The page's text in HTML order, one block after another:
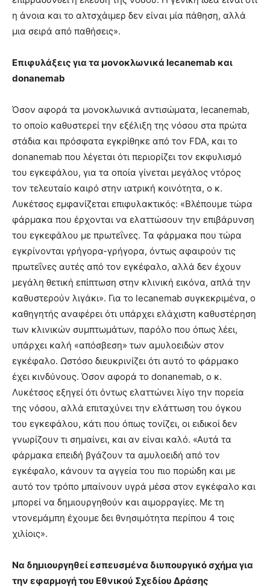
η άνοια και το αλτσχάιμερ δεν είναι μία πάθηση, αλλά
μια σειρά από παθήσεις».
Επιφυλάξεις για τα μονοκλωνικά lecanemab και
donanemab
Όσον αφορά τα μονοκλωνικά αντισώματα, lecanemab,
το οποίο καθυστερεί την εξέλιξη της νόσου στα πρώτα
στάδια και πρόσφατα εγκρίθηκε από τον FDA, και το
donanemab που λέγεται ότι περιορίζει τον εκφυλισμό
του εγκεφάλου, για τα οποία γίνεται μεγάλος ντόρος
τον τελευταίο καιρό στην ιατρική κοινότητα, ο κ.
Λυκέτσος εμφανίζεται επιφυλακτικός: «Βλέπουμε τώρα
φάρμακα που έρχονται να ελαττώσουν την επιβάρυνση
του εγκεφάλου με πρωτεΐνες. Τα φάρμακα που τώρα
εγκρίνονται γρήγορα-γρήγορα, όντως αφαιρούν τις
πρωτεΐνες αυτές από τον εγκέφαλο, αλλά δεν έχουν
μεγάλη θετική επίπτωση στην κλινική εικόνα, απλά την
καθυστερούν λιγάκι». Για το lecanemab συγκεκριμένα, ο
καθηγητής αναφέρει ότι υπάρχει ελάχιστη καθυστέρηση
των κλινικών συμπτωμάτων, παρόλο που όπως λέει,
υπάρχει καλή «απόσβεση» των αμυλοειδών στον
εγκέφαλο. Ωστόσο διευκρινίζει ότι αυτό το φάρμακο
έχει κινδύνους. Όσον αφορά το donanemab, ο κ.
Λυκέτσος εξηγεί ότι όντως ελαττώνει λίγο την πορεία
της νόσου, αλλά επιταχύνει την ελάττωση του όγκου
του εγκεφάλου, κάτι που όπως τονίζει, οι ειδικοί δεν
γνωρίζουν τι σημαίνει, και αν είναι καλό. «Αυτά τα
φάρμακα επειδή βγάζουν τα αμυλοειδή από τον
εγκέφαλο, κάνουν τα αγγεία του πιο πορώδη και με
αυτό τον τρόπο μπαίνουν υγρά μέσα στον εγκέφαλο και
μπορεί να δημιουργηθούν και αιμορραγίες. Με τη
ντονεμάμπη έχουμε δει θνησιμότητα περίπου 4 τοις
χιλίοις».
Να δημιουργηθεί εσπευσμένα διυπουργικό σχήμα για
την εφαρμογή του Εθνικού Σχεδίου Δράσης